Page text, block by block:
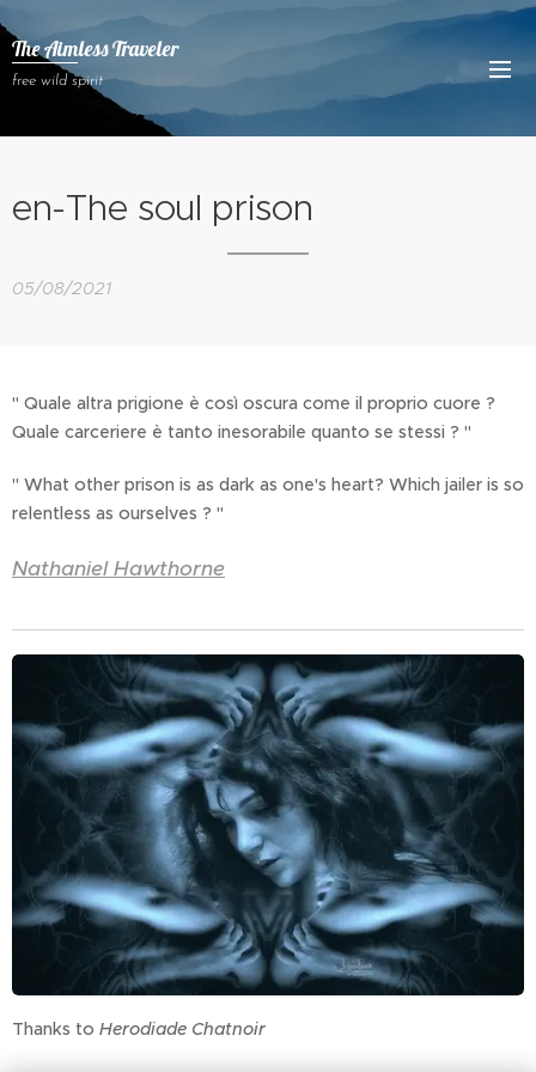
The Aimless Traveler
free wild spirit
en-The soul prison
05/08/2021
" Quale altra prigione è così oscura come il proprio cuore ?
Quale carceriere è tanto inesorabile quanto se stessi ? "
" What other prison is as dark as one's heart? Which jailer is so
relentless as ourselves ? "
Nathaniel Hawthorne
Thanks to Herodiade Chatnoir